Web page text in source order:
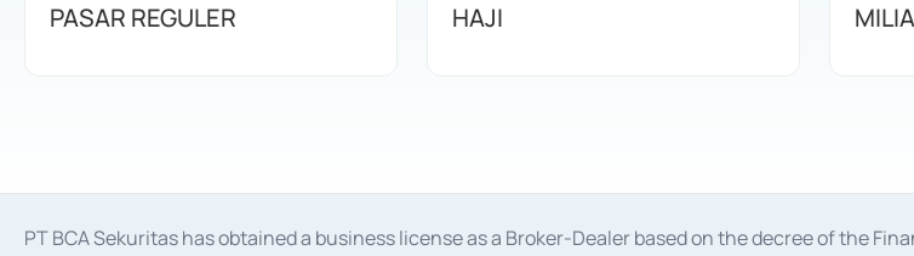
PASAR REGULER
HAJI
PT BCA Sekuritas has obtained a business license as a Broker-Dealer based on the decree of the